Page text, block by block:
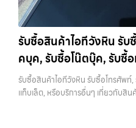
ให้มั่นใจว่าเครื่องพร้อมสำหรับผู้ใช้งา
เครื่องใหม่ เมื่อสำรองข้อมูลและออ
ไปคือการรีเซ็ตเครื่องให้เป็นค่าเริ่มต้น
ทั้งหมดออกจากเครื่อง ทำให้เครื่องอ
หรือร้านต้องการมากที่สุด เพราะสาม
ช่วยสร้างความมั่นใจให้กับผู้รับซื้อว่
ความกังวลในเรื่องความปลอดภัย คว
ออก iCloud แล้วเท่านั้น หากทำสลับ
2019)iPhone 11 เป็นรุ่นที่ได้รับคว
กล้องคู่ ชิป A13 Bionic และหน้าจอ
เป็นรุ่นที่ออกมาได้สักระยะแล้ว แต่ก็ยั
ล่าสุดราคารับซื้อ iPhone 11:iPhone
ราคาตลาดมือสอง: 10,000 บาท
บาทราคาตลาดมือสอง: 13,000 บาท
2019)รุ่น Pro มาพร้อมกล้องสามตั
รับซื้อสินค้าไอทีวังหิน รับ
คบุค, รับซื้อโน๊ตบุ๊ค, รับซื้
เกี่ยวกับสินค้าไอที กรุงเท
วงจร
รับซื้อสินค้าไอทีวังหิน รับซื้อโทรศัพ
แท็บเล็ต, หรือบริการอื่นๆ เกี่ยวกับสิน